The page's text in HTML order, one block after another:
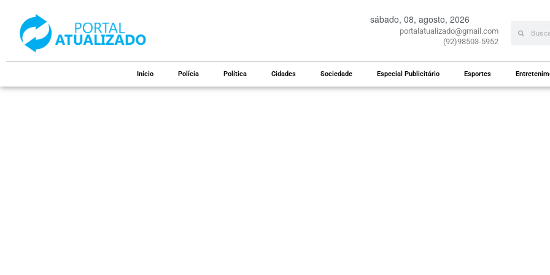
sábado, 08, agosto, 2026
portalatualizado@gmail.com
(92)98503-5952
Início Polícia Política Cidades Sociedade Especial Publicitário Esportes